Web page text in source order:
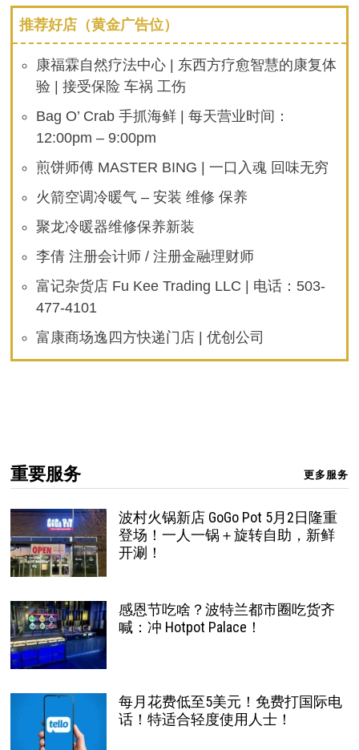
推荐好店（黄金广告位）
康福霖自然疗法中心 | 东西方疗愈智慧的康复体
验 | 接受保险 车祸 工伤
Bag O’ Crab 手抓海鲜 | 每天营业时间：
12:00pm – 9:00pm
煎饼师傅 MASTER BING | 一口入魂 回味无穷
火箭空调冷暖气 – 安装 维修 保养
聚龙冷暖器维修保养新装
李倩 注册会计师 / 注册金融理财师
富记杂货店 Fu Kee Trading LLC | 电话：503-
477-4101
富康商场逸四方快递门店 | 优创公司
重要服务 更多服务
波村火锅新店 GoGo Pot 5月2日隆重
登场！一人一锅＋旋转自助，新鲜
开涮！
感恩节吃啥？波特兰都市圈吃货齐
喊：冲 Hotpot Palace！
每月花费低至5美元！免费打国际电
话！特适合轻度使用人士！